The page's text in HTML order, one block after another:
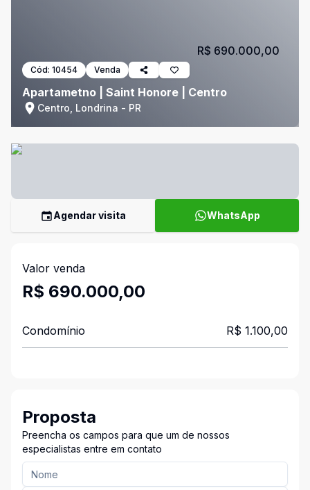
Cód: 10454 Venda
Apartametno | Saint Honore | Centro
Centro, Londrina - PR
R$ 690.000,00
Agendar visita WhatsApp
Valor venda
R$ 690.000,00
Condomínio R$ 1.100,00
Proposta
Preencha os campos para que um de nossos
especialistas entre em contato